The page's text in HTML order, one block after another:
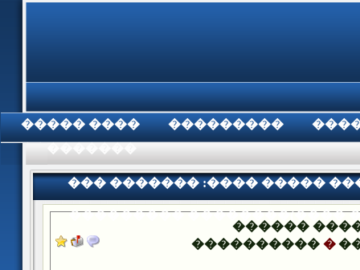
���� ����� ���������
��� ������� :���� �����
��������� ��������(����
������
�����������